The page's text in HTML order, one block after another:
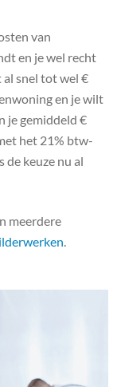
van
en je wel recht
snel tot wel €
en je wilt
je gemiddeld €
het 21% btw-
de keuze nu al
meerdere